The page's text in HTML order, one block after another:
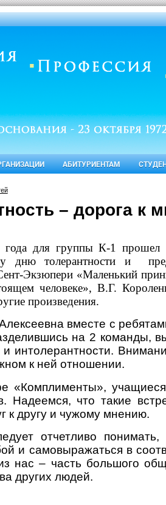
АБИТУРИЕНТАМ
– дорога к
года для группы К-1 прошел
дню толерантности и
Экзюпери «Маленький
человеке», В.Г.
произведения.
вместе с
на 2 команды,
и интолерантности.
к ней отношении.
«Комплименты»,
Надеемся, что такие
к другу и чужому мнению.
отчетливо
и самовыражаться в
нас – часть большого
других людей.